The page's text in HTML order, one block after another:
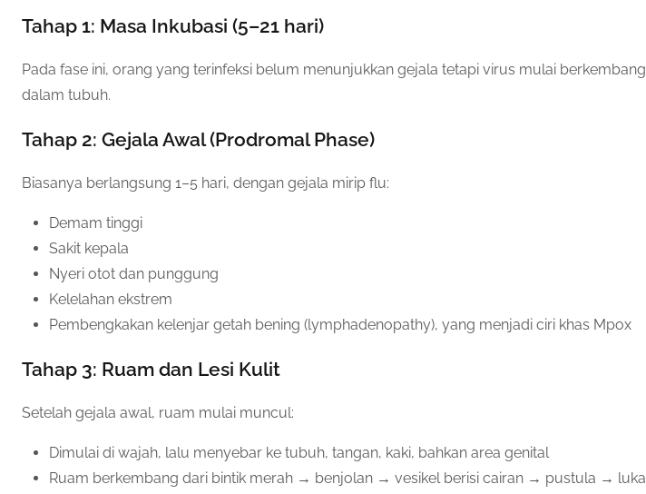
Tahap 1: Masa Inkubasi (5–21 hari)
Pada fase ini, orang yang terinfeksi belum menunjukkan gejala tetapi virus mulai berkembang
dalam tubuh.
Tahap 2: Gejala Awal (Prodromal Phase)
Biasanya berlangsung 1–5 hari, dengan gejala mirip flu:
Demam tinggi
Sakit kepala
Nyeri otot dan punggung
Kelelahan ekstrem
Pembengkakan kelenjar getah bening (lymphadenopathy), yang menjadi ciri khas Mpox
Tahap 3: Ruam dan Lesi Kulit
Setelah gejala awal, ruam mulai muncul:
Dimulai di wajah, lalu menyebar ke tubuh, tangan, kaki, bahkan area genital
Ruam berkembang dari bintik merah → benjolan → vesikel berisi cairan → pustula → luka